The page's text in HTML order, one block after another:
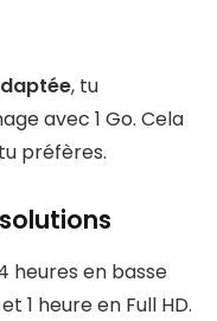
, tu
avec 1 Go. Cela
préfères.
heures en basse
1 heure en Full HD.